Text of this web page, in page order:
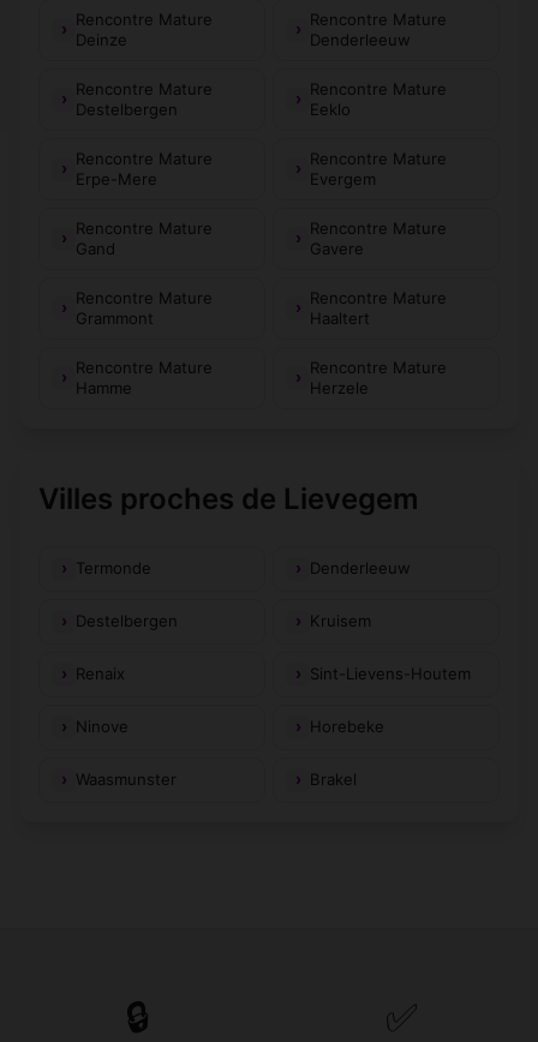
Rencontre Mature
Deinze
Rencontre Mature
Denderleeuw
Rencontre Mature
Destelbergen
Rencontre Mature
Eeklo
Rencontre Mature
Erpe-Mere
Rencontre Mature
Evergem
Rencontre Mature
Gand
Rencontre Mature
Gavere
Rencontre Mature
Grammont
Rencontre Mature
Haaltert
Rencontre Mature
Hamme
Rencontre Mature
Herzele
Villes proches de Lievegem
Termonde Denderleeuw
Destelbergen Kruisem
Renaix Sint-Lievens-Houtem
Ninove Horebeke
Waasmunster Brakel
🔒 ✅